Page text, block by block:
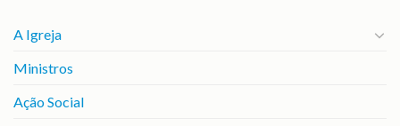
A Igreja
Ministros
Ação Social